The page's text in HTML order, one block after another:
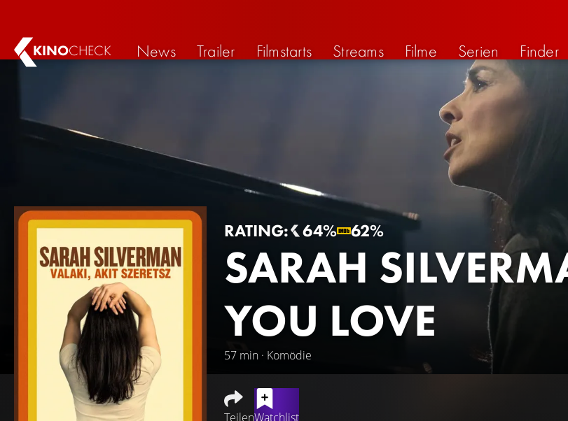
KINOCHECK News Trailer Filmstarts Streams Filme Serien Finder
RATING: 64% 62%
SARAH
YOU LOVE
57 min · Komödie
TeilenWatchlist